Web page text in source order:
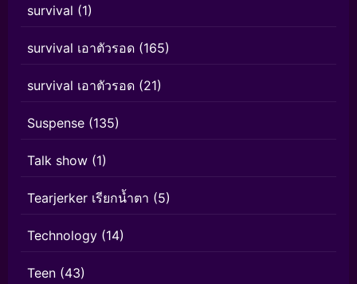
survival (1)
survival เอาตัวรอด (165)
survival เอาตัวรอด (21)
Suspense (135)
Talk show (1)
Tearjerker เรียกน้ำตา (5)
Technology (14)
Teen (43)